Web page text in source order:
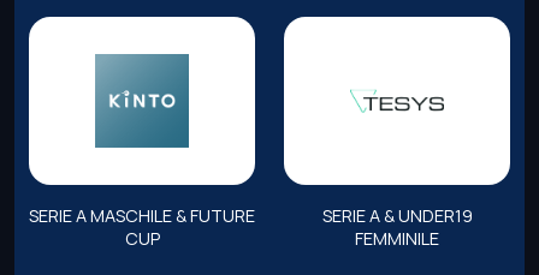
SERIE A MASCHILE & FUTURE
CUP
SERIE A & UNDER19
FEMMINILE